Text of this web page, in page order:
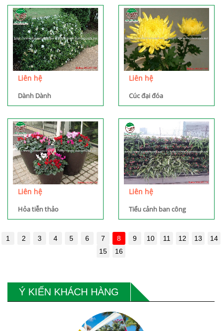
Liên hệ
Dành Dành
Liên hệ
Cúc đại đóa
Liên hệ
Hỏa tiễn thảo
Liên hệ
Tiểu cảnh ban công
1 2 3 4 5 6 7 8 9 10 11 12 13
14
15
16
Ý KIẾN KHÁCH HÀNG